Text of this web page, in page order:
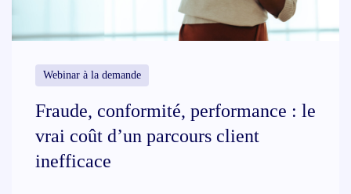
Webinar à la demande
Fraude, conformité, performance : le
vrai coût d’un parcours client
inefficace